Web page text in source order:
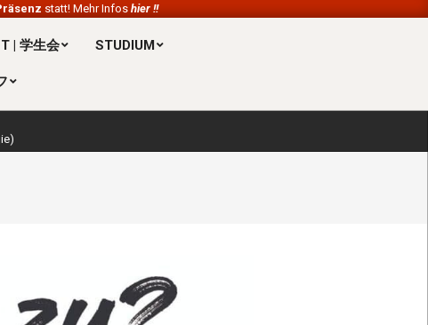
statt! Mehr Infoshier !!
| 学生会 STUDIUM